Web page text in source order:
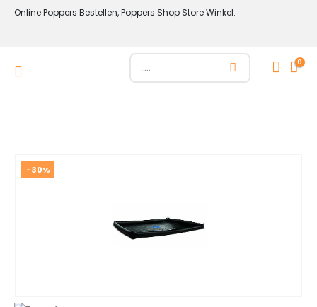
Online Poppers Bestellen, Poppers Shop Store Winkel.
0
-30%